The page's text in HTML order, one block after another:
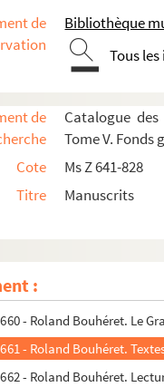
de
Bibliothèque
Tous
de
Catalogue
Tome V. Fonds
Cote
Ms Z 641-828
Titre
Manuscrits
:
Z 653 à Z 695 - Fonds
653 - Roland Bouhéret.
654 - Roland Bouhéret.
657 - Roland Bouhéret. A
658 - Roland Bouhéret.
659 - Roland Bouhéret et
660 - Roland Bouhéret. Le
661 - Roland Bouhéret.
662 - Roland Bouhéret.